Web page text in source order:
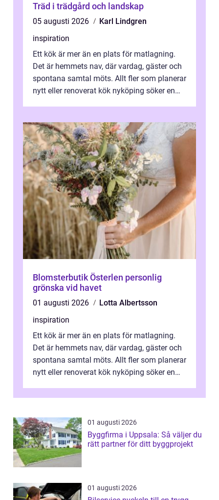
Träd i trädgård och landskap
05 augusti 2026
Karl Lindgren
inspiration
Ett kök är mer än en plats för matlagning.
Det är hemmets nav, där vardag, gäster och
spontana samtal möts. Allt fler som planerar
nytt eller renoverat kök nyköping söker en
Blomsterbutik Österlen personlig
grönska vid havet
01 augusti 2026
Lotta Albertsson
inspiration
Ett kök är mer än en plats för matlagning.
Det är hemmets nav, där vardag, gäster och
spontana samtal möts. Allt fler som planerar
nytt eller renoverat kök nyköping söker en
01 augusti 2026
Byggfirma i Uppsala: Så väljer du
rätt partner för ditt byggprojekt
01 augusti 2026